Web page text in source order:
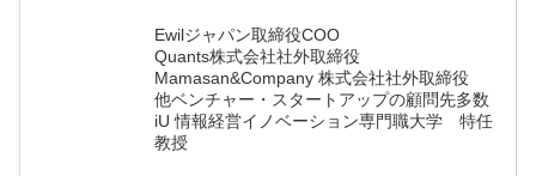
Ewilジャパン取締役COO
Quants株式会社社外取締役
Mamasan&Company 株式会社社外取締役
他ベンチャー・スタートアップの顧問先多数
iU 情報経営イノベーション専門職大学 特任
教授